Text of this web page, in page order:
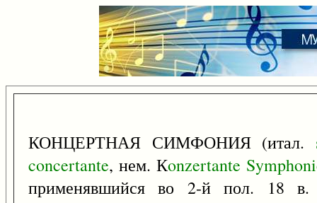
КОНЦЕРТНАЯ СИМФОНИЯ (итал.
concertante, нем. Кonzertante
применявшийся во 2-й пол. 18 в.